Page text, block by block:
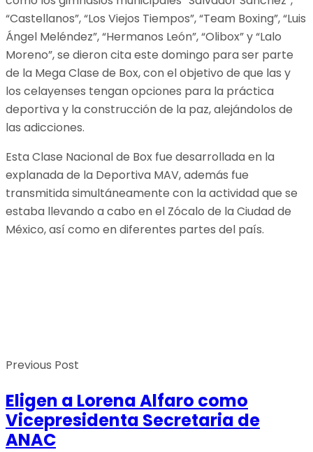
“Castellanos”, “Los Viejos Tiempos”, “Team Boxing”, “Luis
Ángel Meléndez”, “Hermanos León”, “Olibox” y “Lalo
Moreno”, se dieron cita este domingo para ser parte
de la Mega Clase de Box, con el objetivo de que las y
los celayenses tengan opciones para la práctica
deportiva y la construcción de la paz, alejándolos de
las adicciones.
Esta Clase Nacional de Box fue desarrollada en la
explanada de la Deportiva MAV, además fue
transmitida simultáneamente con la actividad que se
estaba llevando a cabo en el Zócalo de la Ciudad de
México, así como en diferentes partes del país.
Previous Post
Eligen a Lorena Alfaro como
Vicepresidenta Secretaria de
ANAC